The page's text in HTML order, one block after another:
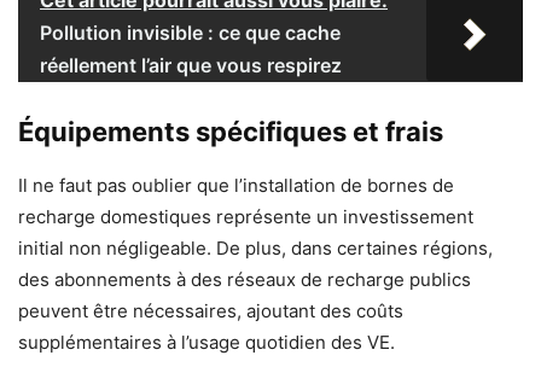
Pollution invisible : ce que cache
réellement l’air que vous respirez
Équipements spécifiques et frais
Il ne faut pas oublier que l’installation de bornes de
recharge domestiques représente un investissement
initial non négligeable. De plus, dans certaines régions,
des abonnements à des réseaux de recharge publics
peuvent être nécessaires, ajoutant des coûts
supplémentaires à l’usage quotidien des VE.